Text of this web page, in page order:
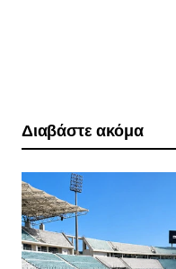
Διαβάστε ακόμα